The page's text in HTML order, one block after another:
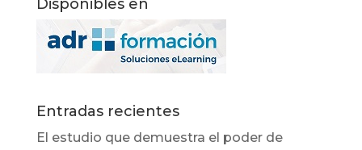
Disponibles en
Entradas recientes
El estudio que demuestra el poder de